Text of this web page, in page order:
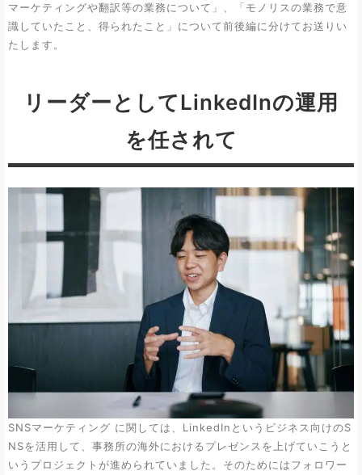
マーケティングや翻訳等の業務について」、「モノリスの業務で意
識していたこと、得られたこと」について前後編に分けてお送りい
たします。
リーダーとしてLinkedInの運用
を任されて
SNSマーケティング に関しては、LinkedInというビジネス向けのS
NSを活用して、事務所の海外におけるプレゼンスを上げていこうと
いうプロジェクトが進められていました。そのためにはフォロワー